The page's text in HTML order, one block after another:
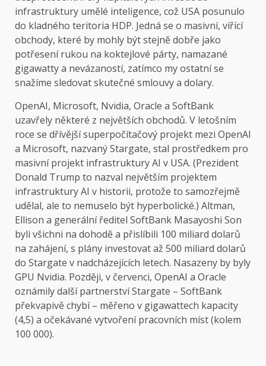
infrastruktury umělé inteligence, což USA posunulo
do kladného teritoria HDP. Jedná se o masivní, vířící
obchody, které by mohly být stejně dobře jako
potřesení rukou na koktejlové párty, namazané
gigawatty a nevázaností, zatímco my ostatní se
snažíme sledovat skutečné smlouvy a dolary.
OpenAI, Microsoft, Nvidia, Oracle a SoftBank
uzavřely některé z největších obchodů. V letošním
roce se dřívější superpočítačový projekt mezi OpenAI
a Microsoft, nazvaný Stargate, stal prostředkem pro
masivní projekt infrastruktury AI v USA. (Prezident
Donald Trump to nazval největším projektem
infrastruktury AI v historii, protože to samozřejmě
udělal, ale to nemuselo být hyperbolické.) Altman,
Ellison a generální ředitel SoftBank Masayoshi Son
byli všichni na dohodě a přislíbili 100 miliard dolarů
na zahájení, s plány investovat až 500 miliard dolarů
do Stargate v nadcházejících letech. Nasazeny by byly
GPU Nvidia. Později, v červenci, OpenAI a Oracle
oznámily další partnerství Stargate – SoftBank
překvapivě chybí – měřeno v gigawattech kapacity
(4,5) a očekávané vytvoření pracovních míst (kolem
100 000).